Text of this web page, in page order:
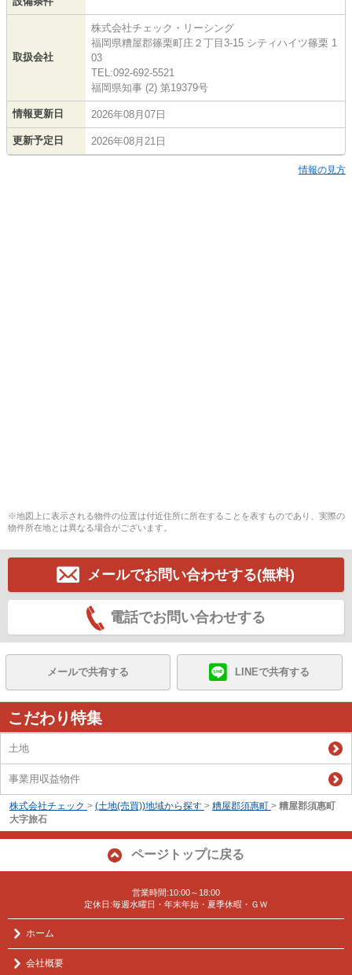
取扱会社
株式会社チェック・リーシング
福岡県糟屋郡篠栗町庄２丁目3-15 シティハイツ篠栗 1
03
TEL:092-692-5521
福岡県知事 (2) 第19379号
情報更新日 2026年08月07日
更新予定日 2026年08月21日
情報の見方
※地図上に表示される物件の位置は付近住所に所在することを表すものであり、実際の
物件所在地とは異なる場合がございます。
メールでお問い合わせする(無料)
電話でお問い合わせする
メールで共有する LINEで共有する
こだわり特集
土地
事業用収益物件
株式会社チェック > (土地(売買))地域から探す > 糟屋郡須惠町 > 糟屋郡須惠町
大字旅石
ページトップに戻る
営業時間:10:00～18:00
定休日:毎週水曜日・年末年始・夏季休暇・ＧＷ
ホーム
会社概要